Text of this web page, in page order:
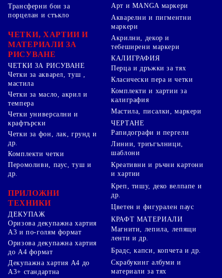
Трансферни бои за
порцелан и стъкло
ЧЕТКИ, ХАРТИИ И
МАТЕРИАЛИ ЗА
РИСУВАНЕ
ЧЕТКИ ЗА РИСУВАНЕ
Четки за акварел, туш ,
мастила
Четки за масло, акрил и
темпера
Четки универсални и
крафтърски
Четки за фон, лак, грунд и
др.
Комплекти четки
Арт и MANGA маркери
Акварелни и пигментни
маркери
Акрилни, декор и
тебеширени маркери
КАЛИГРАФИЯ
Перца и дръжки за тях
Класически пера и четки
Комплекти и хартии за
калиграфия
Мастила, писалки, маркери
ЧЕРТАНЕ
Рапидографи и пергели
Линии, триъгълници,
шаблони
Перомоливи, паус, туш и
др.
ПРИЛОЖНИ
ТЕХНИКИ
ДЕКУПАЖ
Оризова декупажна хартия
А3 и по-голям формат
Оризова декупажна хартия
до А4 формат
Декупажна хартия А4 до
А3+ стандартна
Креативни и ръчни картони
и хартии
Креп, тишу, деко велпапе и
др.
Цветен и фигурален паус
КРАФТ МАТЕРИАЛИ
Магнити, лепила, лепящи
ленти и др.
Брадс, капси, копчета и др.
Скрабукинг албуми и
материали за тях